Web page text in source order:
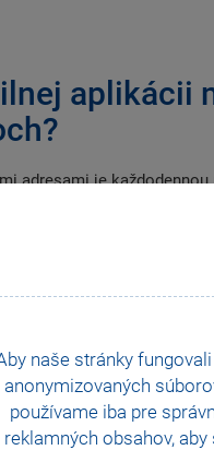
naše stránky
anonymizovaných
používame iba pre
reklamných obsahov,
aplikácii
adresami je
mPOHODA 10.1